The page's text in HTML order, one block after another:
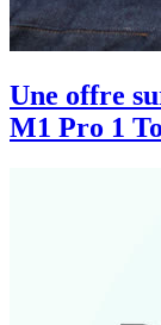
Une offre
M1 Pro 1